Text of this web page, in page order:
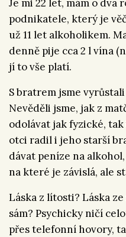
Je mi 22 let, mám o dva
podnikatele, který je
už 11 let alkoholikem.
denně pije cca 2 l vína
jí to vše platí.
S bratrem jsme
Nevěděli jsme, jak z
odolávat jak fyzické,
otci radil i jeho starší
dávat peníze na
na které je závislá, ale
Láska z lítosti? Láska
sám? Psychicky ničí
přes telefonní hovory,